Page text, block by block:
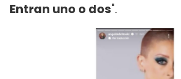
Entran uno o dos".